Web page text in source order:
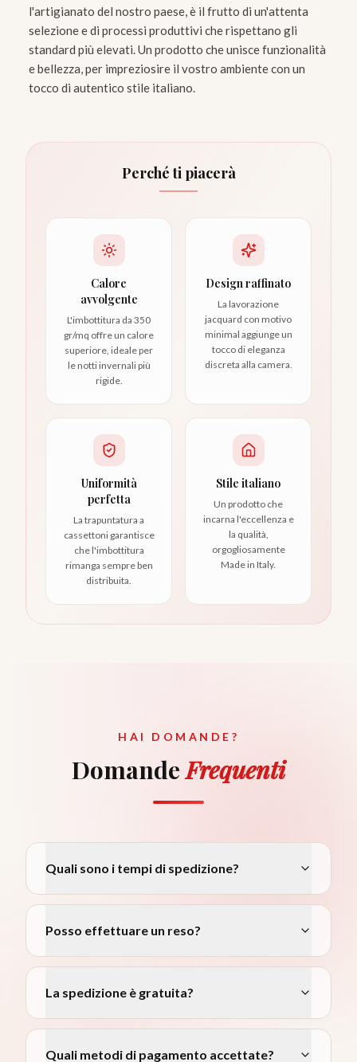
l'artigianato del nostro paese, è il frutto di un'attenta
selezione e di processi produttivi che rispettano gli
standard più elevati. Un prodotto che unisce funzionalità
e bellezza, per impreziosire il vostro ambiente con un
tocco di autentico stile italiano.
Perché ti piacerà
Calore
avvolgente
L'imbottitura da 350
gr/mq offre un calore
superiore, ideale per
le notti invernali più
rigide.
Design raffinato
La lavorazione
jacquard con motivo
minimal aggiunge un
tocco di eleganza
discreta alla camera.
Uniformità
perfetta
La trapuntatura a
cassettoni garantisce
che l'imbottitura
rimanga sempre ben
distribuita.
Stile italiano
Un prodotto che
incarna l'eccellenza e
la qualità,
orgogliosamente
Made in Italy.
HAI DOMANDE?
DomandeFrequenti
Quali sono i tempi di spedizione?
Posso effettuare un reso?
La spedizione è gratuita?
Quali metodi di pagamento accettate?